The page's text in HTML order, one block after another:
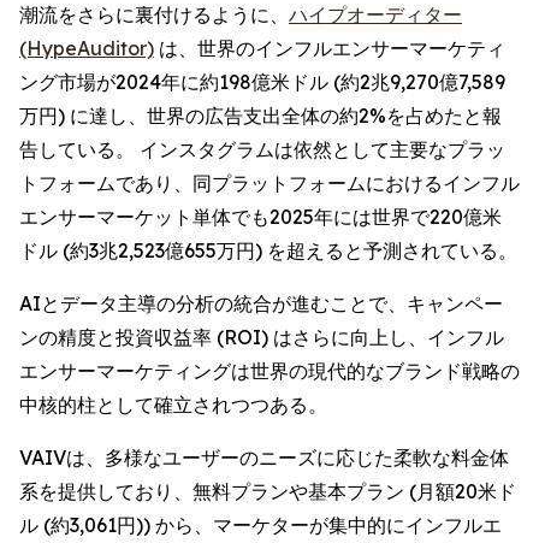
潮流をさらに裏付けるように、 ハイプオーディター
(HypeAuditor) は、世界のインフルエンサーマーケティ
ング市場が2024年に約198億米ドル (約2兆9,270億7,589
万円) に達し、世界の広告支出全体の約2%を占めたと報
告している。 インスタグラムは依然として主要なプラッ
トフォームであり、同プラットフォームにおけるインフル
エンサーマーケット単体でも2025年には世界で220億米
ドル (約3兆2,523億655万円) を超えると予測されている。
AIとデータ主導の分析の統合が進むことで、キャンペー
ンの精度と投資収益率 (ROI) はさらに向上し、インフル
エンサーマーケティングは世界の現代的なブランド戦略の
中核的柱として確立されつつある。
VAIVは、多様なユーザーのニーズに応じた柔軟な料金体
系を提供しており、無料プランや基本プラン (月額20米ド
ル (約3,061円)) から、マーケターが集中的にインフルエ